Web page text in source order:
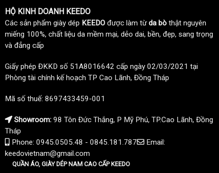
HỘ KINH DOANH KEEDO
Các sản phẩm giày dép KEEDO được làm từda bò thật nguyên
miếng 100%, chất liệu da mềm mại, dẻo dai, bền, đẹp, sang trọng
và đẳng cấp
Giấy phép ĐKKD số 51A8016642 cấp ngày 02/03/2021 tại
Phòng tài chính kế hoạch TP Cao Lãnh, Đồng Tháp
Mã số thuế: 8697433459-001
Showroom: 98 Tôn Đức Thắng, P Mỹ Phú, TP.Cao Lãnh, Đồng
Tháp
Phone: 0945.0505.48 - 0845.181.787
Email:
keedovietnam@gmail.com
QUẦN ÁO, GIÀY DÉP NAM CAO CẤP KEEDO